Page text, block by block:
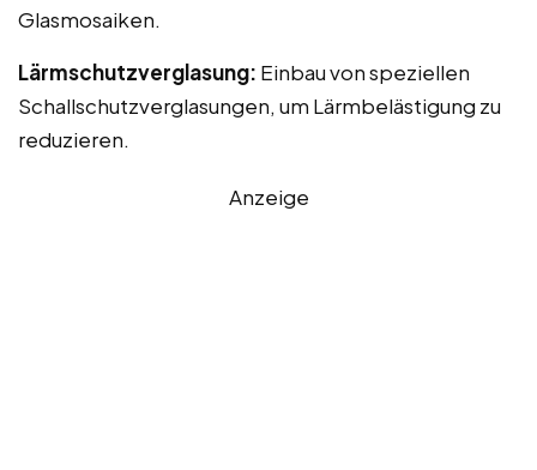
Glasmosaiken.
Lärmschutzverglasung: Einbau von speziellen
Schallschutzverglasungen, um Lärmbelästigung zu
reduzieren.
Anzeige